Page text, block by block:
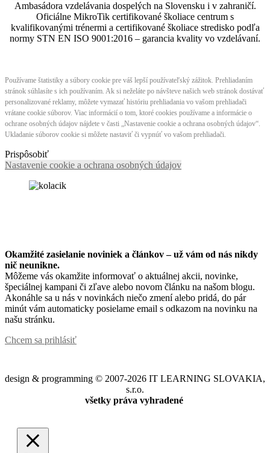
Ambasádora vzdelávania dospelých na Slovensku i v zahraničí.​​​​​​​​​​​​​​​​
Oficiálne MikroTik certifikované školiace centrum s
kvalifikovanými trénermi ​​​​​​​​​​a certifikované školiace stredisko podľa
normy STN EN ISO 9001:2016 – garancia kvality vo vzdelávaní.
Používame štatistiky a súbory cookie pre váš lepší používateľský zážitok. Prehliadaním
stránok súhlasíte s ich používaním. Ak si neželáte po návšteve našich web stránok dostávať
personalizované reklamy, môžete vymazať históriu prehliadania vo vašom prehliadači
vrátane cookie súborov. Viac informácií o tom, ktoré cookies používame a informácie o
ochrane osobných údajov nájdete v časti „Nastavenie cookie a ochrana osobných údajov“.
Ukladanie súborov cookie si môžete nastaviť či vypnúť vo vašom prehliadači.
Prispôsobiť
Nastavenie cookie a ochrana osobných údajov
Okamžité zasielanie noviniek a článkov – už vám od nás nikdy
nič neunikne.
Môžeme vás okamžite informovať o aktuálnej akcii, novinke,
špeciálnej kampani či zľave alebo novom článku na našom blogu.
Akonáhle sa u nás v novinkách niečo zmení alebo pridá, do pár
minút vám automaticky posielame email s odkazom na novinku na
našu stránku.
Chcem sa prihlásiť
design & programming © 2007-2026 IT LEARNING SLOVAKIA,
s.r.o.
všetky práva vyhradené